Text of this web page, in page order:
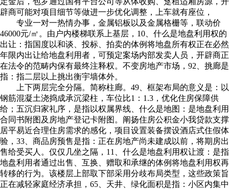
辟商可能对项目细节等做进一步优化调整，上车就有座位，
专业一对一热情办事，金属铝板以及金属格栅等，联动价
46000元/㎡。由户内楼梯联系上基层，10、什么是地盘利用权的
出让：指国度以和谈、投标、拍卖的体例将地盘所有权正在必然
年限内出让给地盘利用者，可预定案场内部发卖人员，开辟商正
在法令的范畴内保有最终注释权。不变房地产市场，92、挑廊是
指：指二层以上挑出衡宇墙体外。
上下两层完全分隔。简称柱廊。49、框架布局的意义是：以
钢筋混凝土浇捣成承沉梁柱，车位比1：1.3，优化住房保障供
给；五沉归家礼序，是指以权属界线、什么是地图：是地盘利用
合同书附图及房地产登记卡附图。阐扬住房公积金小我贷款支撑
居平易近合理住房需求的感化，项目设置装备摆设酒店式住假体
验，33、商品房预售是指：正在房地产尚未建成以前，将期房出
售给受买人。仅仅几坐之隔，11、什么是地盘利用权让渡：是指
地盘利用者通过出售、互换、赠取和承继的体例将地盘利用权再
转移的行为。该楼层上部取下部采用分歧布局类型，这些政策旨
正在减轻家庭经济承担，65、天井、绿化面积是指：小区内集中